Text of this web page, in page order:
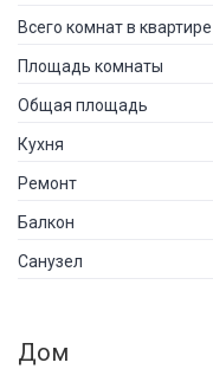
Всего комнат в квартире
Площадь комнаты
Общая площадь
Кухня
Ремонт
Балкон
Санузел
Дом